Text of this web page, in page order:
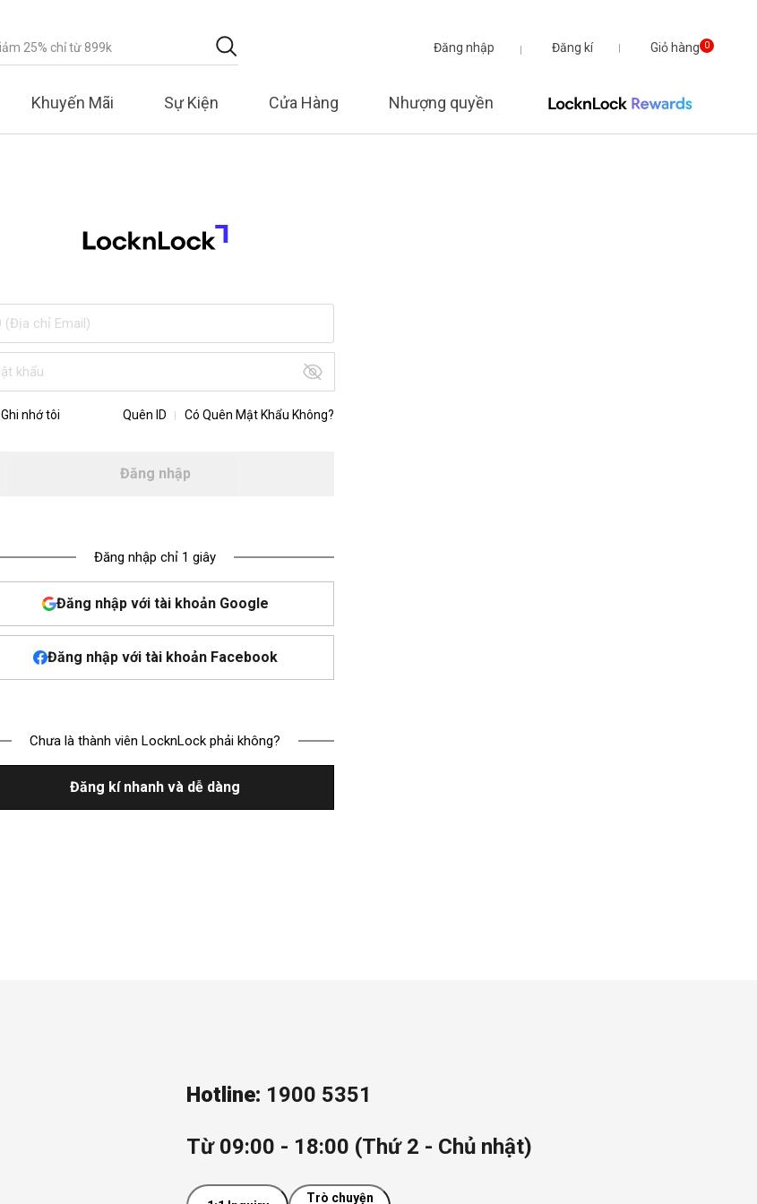
Đăng nhập Đăng kí Giỏ hàng 0
Khuyến Mãi Sự Kiện Cửa Hàng Nhượng quyền
Ghi nhớ tôi Quên ID Có Quên Mật Khẩu Không?
Đăng nhập
Đăng nhập chỉ 1 giây
Đăng nhập với tài khoản Google
Đăng nhập với tài khoản Facebook
Chưa là thành viên LocknLock phải không?
Đăng kí nhanh và dễ dàng
Hotline: 1900 5351
Từ 09:00 - 18:00 (Thứ 2 - Chủ nhật)
Trò chuyện